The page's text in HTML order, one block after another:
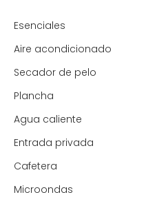
Esenciales
Aire acondicionado
Secador de pelo
Plancha
Agua caliente
Entrada privada
Cafetera
Microondas